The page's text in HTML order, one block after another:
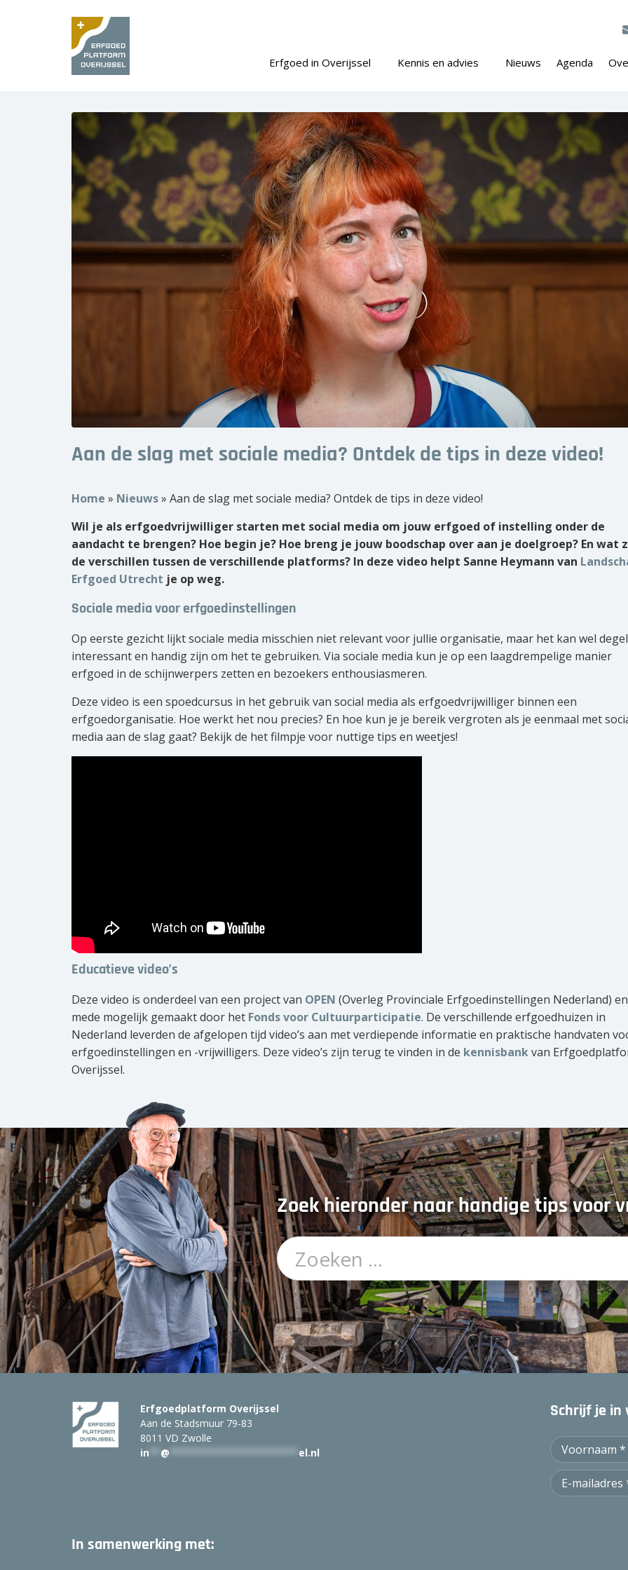
Erfgoed in Overijssel Kennis en advies Nieuws Agenda
Aan de slag met sociale media? Ontdek de tips in deze video!
Home » Nieuws» Aan de slag met sociale media? Ontdek de tips in deze video!
Wil je als erfgoedvrijwilliger starten met social media om jouw erfgoed of instelling onder de
aandacht te brengen? Hoe begin je? Hoe breng je jouw boodschap over aan je doelgroep? En wat
de verschillen tussen de verschillende platforms? In deze video helpt Sanne Heymann van
Erfgoed Utrecht je op weg.
Sociale media voor erfgoedinstellingen
Op eerste gezicht lijkt sociale media misschien niet relevant voor jullie organisatie, maar het kan wel
interessant en handig zijn om het te gebruiken. Via sociale media kun je op een laagdrempelige manier
erfgoed in de schijnwerpers zetten en bezoekers enthousiasmeren.
Deze video is een spoedcursus in het gebruik van social media als erfgoedvrijwilliger binnen een
erfgoedorganisatie. Hoe werkt het nou precies? En hoe kun je je bereik vergroten als je eenmaal met
media aan de slag gaat? Bekijk de het filmpje voor nuttige tips en weetjes!
Educatieve video’s
Deze video is onderdeel van een project van OPEN (Overleg Provinciale Erfgoedinstellingen Nederland)
mede mogelijk gemaakt door het Fonds voor Cultuurparticipatie. De verschillende erfgoedhuizen in
Nederland leverden de afgelopen tijd video’s aan met verdiepende informatie en praktische handvaten
erfgoedinstellingen en -vrijwilligers. Deze video’s zijn terug te vinden in de kennisbankvan
Overijssel.
Zoek hieronder naar handige tips voor
Erfgoedplatform Overijssel
Aan de Stadsmuur 79-83
8011 VD Zwolle
in
@ el.nl
Schrijf je in
In samenwerking met: